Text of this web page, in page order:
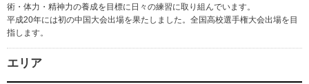
術・体力・精神力の養成を目標に日々の練習に取り組んでいます。
平成20年には初の中国大会出場を果たしました。全国高校選手権大会出場を目
指します。
エリア